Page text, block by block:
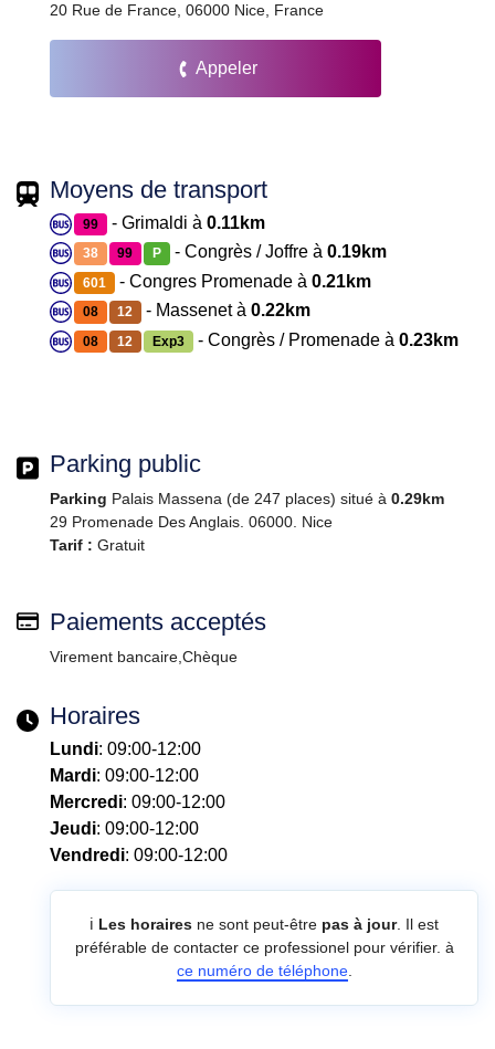
20 Rue de France, 06000 Nice, France
Appeler
Moyens de transport
99 - Grimaldi à 0.11km
38 99 P - Congrès / Joffre à 0.19km
601 - Congres Promenade à 0.21km
08 12 - Massenet à0.22km
08 12 Exp3 - Congrès / Promenade à 0.23km
Parking public
Parking Palais Massena (de 247 places) situé à 0.29km
29 Promenade Des Anglais. 06000. Nice
Tarif : Gratuit
Paiements acceptés
Virement bancaire,Chèque
Horaires
Lundi: 09:00-12:00
Mardi: 09:00-12:00
Mercredi: 09:00-12:00
Jeudi: 09:00-12:00
Vendredi: 09:00-12:00
ℹ️ Les horaires ne sont peut-être pas à jour. Il est
préférable de contacter ce professionel pour vérifier. à
ce numéro de téléphone.